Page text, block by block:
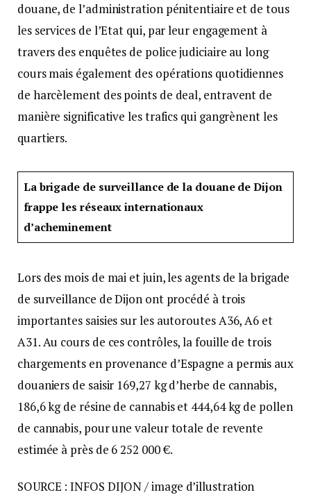
douane, de l’administration pénitentiaire et de tous
les services de l’Etat qui, par leur engagement à
travers des enquêtes de police judiciaire au long
cours mais également des opérations quotidiennes
de harcèlement des points de deal, entravent de
manière significative les trafics qui gangrènent les
quartiers.
La brigade de surveillance de la douane de Dijon
frappe les réseaux internationaux
d’acheminement
Lors des mois de mai et juin, les agents de la brigade
de surveillance de Dijon ont procédé à trois
importantes saisies sur les autoroutes A36, A6 et
A31. Au cours de ces contrôles, la fouille de trois
chargements en provenance d’Espagne a permis aux
douaniers de saisir 169,27 kg d’herbe de cannabis,
186,6 kg de résine de cannabis et 444,64 kg de pollen
de cannabis, pour une valeur totale de revente
estimée à près de 6 252 000 €.
SOURCE : INFOS DIJON / image d’illustration